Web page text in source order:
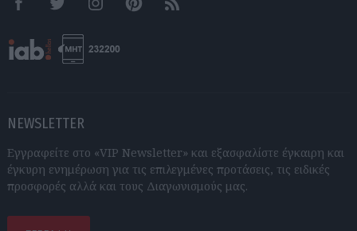
FacebookTwitter InstagramPinterestRSS feeds
NEWSLETTER
Εγγραφείτε στο «VIP Newsletter» και εξασφαλίστε έγκαιρη και
έγκυρη ενημέρωση για τις επιλεγμένες προτάσεις, τις ειδικές
προσφορές αλλά και τους Διαγωνισμούς μας.